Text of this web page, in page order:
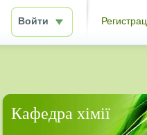
Войти
Кафедра хімії